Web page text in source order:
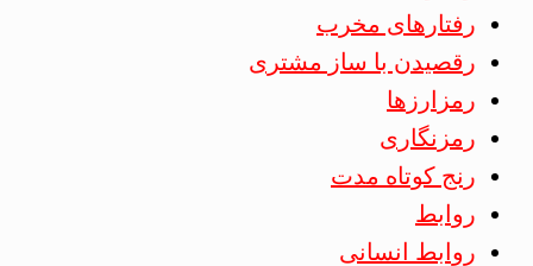
رفتارهای مخرب
رقصیدن با ساز مشتری
رمزارزها
رمزنگاری
رنج کوتاه مدت
روابط
روابط انسانی